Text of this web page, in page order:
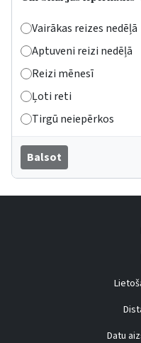
Vairākas reizes nedēļā
Aptuveni reizi nedēļā
Reizi mēnesī
Ļoti reti
Tirgū neiepērkos
Balsot
Datu